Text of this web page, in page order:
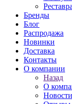
Бренды
Блог
Распродажа
Новинки
Доставка
Контакты
О компании
Назад
О
Новости